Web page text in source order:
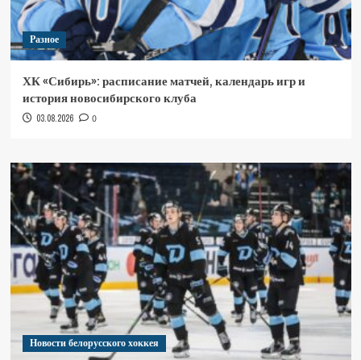
Разное
ХК «Сибирь»: расписание матчей, календарь игр и
история новосибирского клуба
03.08.2026 0
Новости белорусского хоккея